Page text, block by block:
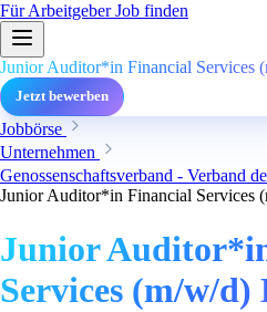
Für ArbeitgeberJob finden
Junior Auditor*in Financial Services
Jetzt bewerben
Jobbörse
Unternehmen
Genossenschaftsverband - Verband
Junior Auditor*in Financial Services
Junior
Services (m/w/d)